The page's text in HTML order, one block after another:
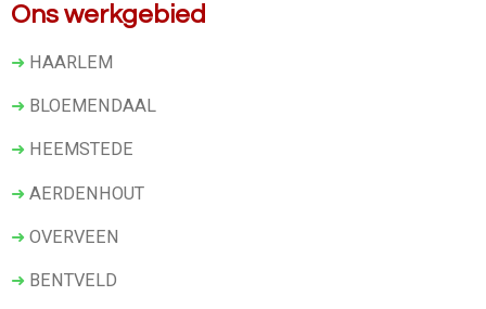
Ons werkgebied
➜ HAARLEM
➜ BLOEMENDAAL
➜ HEEMSTEDE
➜ AERDENHOUT
➜ OVERVEEN
➜ BENTVELD